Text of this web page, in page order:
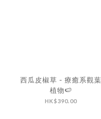
西瓜皮椒草 - 療癒系觀葉
植物🍉
HK$390.00